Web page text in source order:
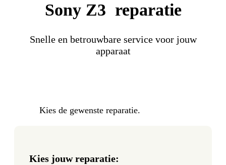
Sony Z3 reparatie
Snelle en betrouwbare service voor jouw
apparaat
Kies de gewenste reparatie.
Kies jouw reparatie: